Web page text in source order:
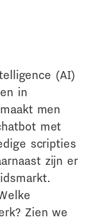
(AI)
in
men
met
scripties
zijn er
Zien we